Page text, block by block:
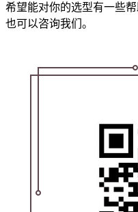
希望能对你的选型有一些
也可以咨询我们。